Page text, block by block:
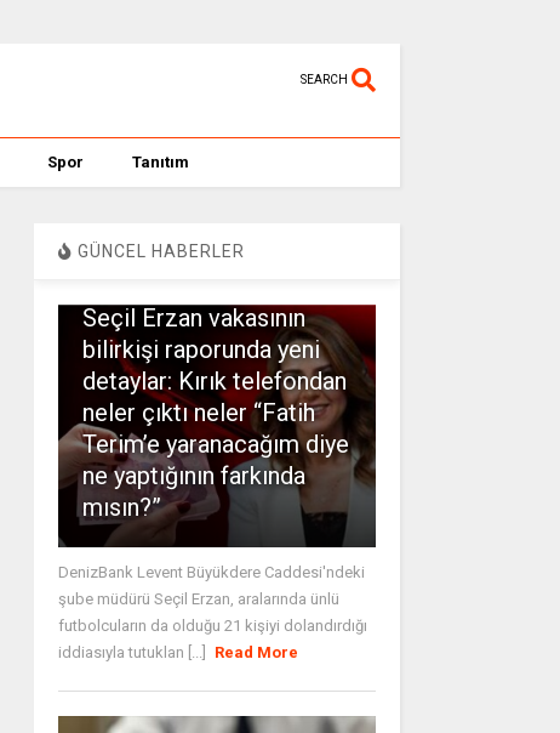
SEARCH
Spor Tanıtım
GÜNCEL HABERLER
Seçil Erzan vakasının
bilirkişi raporunda yeni
detaylar: Kırık telefondan
neler çıktı neler “Fatih
Terim’e yaranacağım diye
ne yaptığının farkında
mısın?”
DenizBank Levent Büyükdere Caddesi'ndeki
şube müdürü Seçil Erzan, aralarında ünlü
futbolcuların da olduğu 21 kişiyi dolandırdığı
iddiasıyla tutuklan [...]
Read More